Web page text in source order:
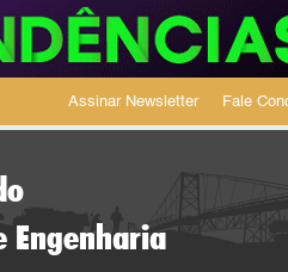
Assinar Newsletter Fale
Engenharia